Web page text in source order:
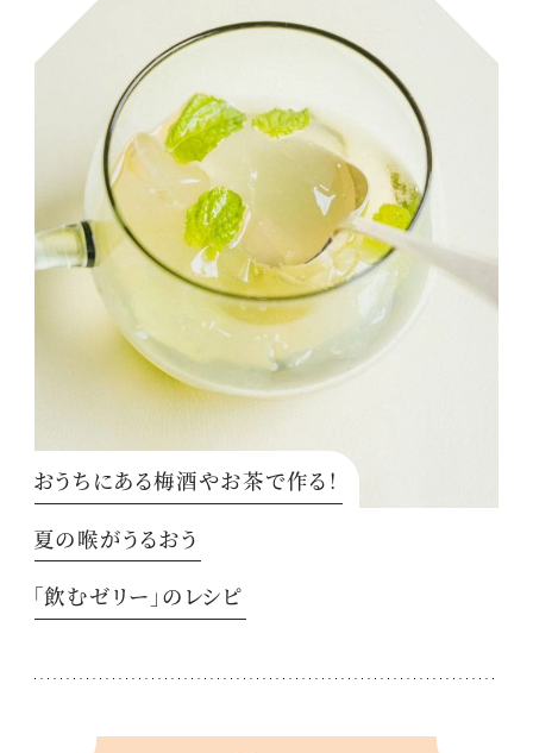
おうちにある梅酒やお茶で作る！
夏の喉がうるおう
「飲むゼリー」のレシピ